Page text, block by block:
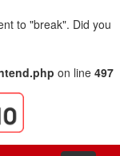
to "break". Did you
on line 497